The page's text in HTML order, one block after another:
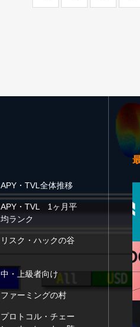
APY・TVL全体推移
APY・TVL 1ヶ月平
均ランク
リスク・ハックの谷
中・上級者向け
ファーミングの村
プロトコル・チェー